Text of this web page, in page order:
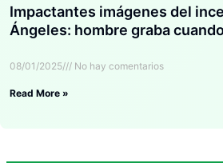
Impactantes imágenes del
Ángeles: hombre graba
08/01/2025 No hay comentarios
Read More »